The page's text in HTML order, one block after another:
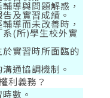
導與問題解惑，
及實習成績。
導而未改善時，
(所)學生校外實
實習時所面臨的
通協調機制。
利義務？
數。